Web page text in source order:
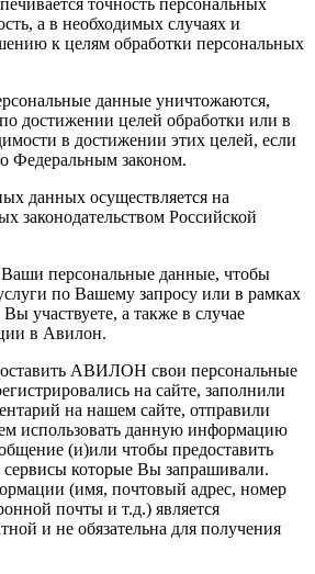
а в необходимых случаях и
к целям обработки персональных
данные уничтожаются,
достижении целей обработки или в
в достижении этих целей, если
Федеральным законом.
данных осуществляется на
законодательством Российской
персональные данные, чтобы
по Вашему запросу или в рамках
участвуете, а также в случае
в Авилон.
АВИЛОН свои персональные
на сайте, заполнили
на нашем сайте, отправили
использовать данную информацию
(и)или чтобы предоставить
которые Вы запрашивали.
(имя, почтовый адрес, номер
почты и т.д.) является
и не обязательна для получения